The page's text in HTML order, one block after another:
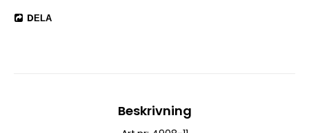
DELA
Beskrivning